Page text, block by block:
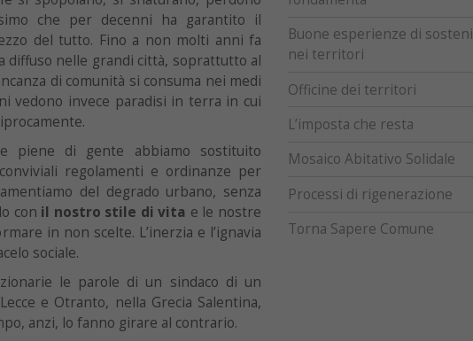
che per decenni ha garantito il
del tutto. Fino a non molti anni fa
diffuso nelle grandi città, soprattutto al
di comunità si consuma nei medi
vedono invece paradisi in terra in cui
piene di gente abbiamo sostituito
regolamenti e ordinanze per
del degrado urbano, senza
con il nostro stile di vita e le nostre
in non scelte. L’inerzia e l’ignavia
sociale.
le parole di un sindaco di un
e Otranto, nella Grecia Salentina,
anzi, lo fanno girare al contrario.
Buone esperienze di
nei territori
Officine dei territori
L’imposta che resta
Mosaico Abitativo Solidale
Processi di rigenerazione
Torna Sapere Comune